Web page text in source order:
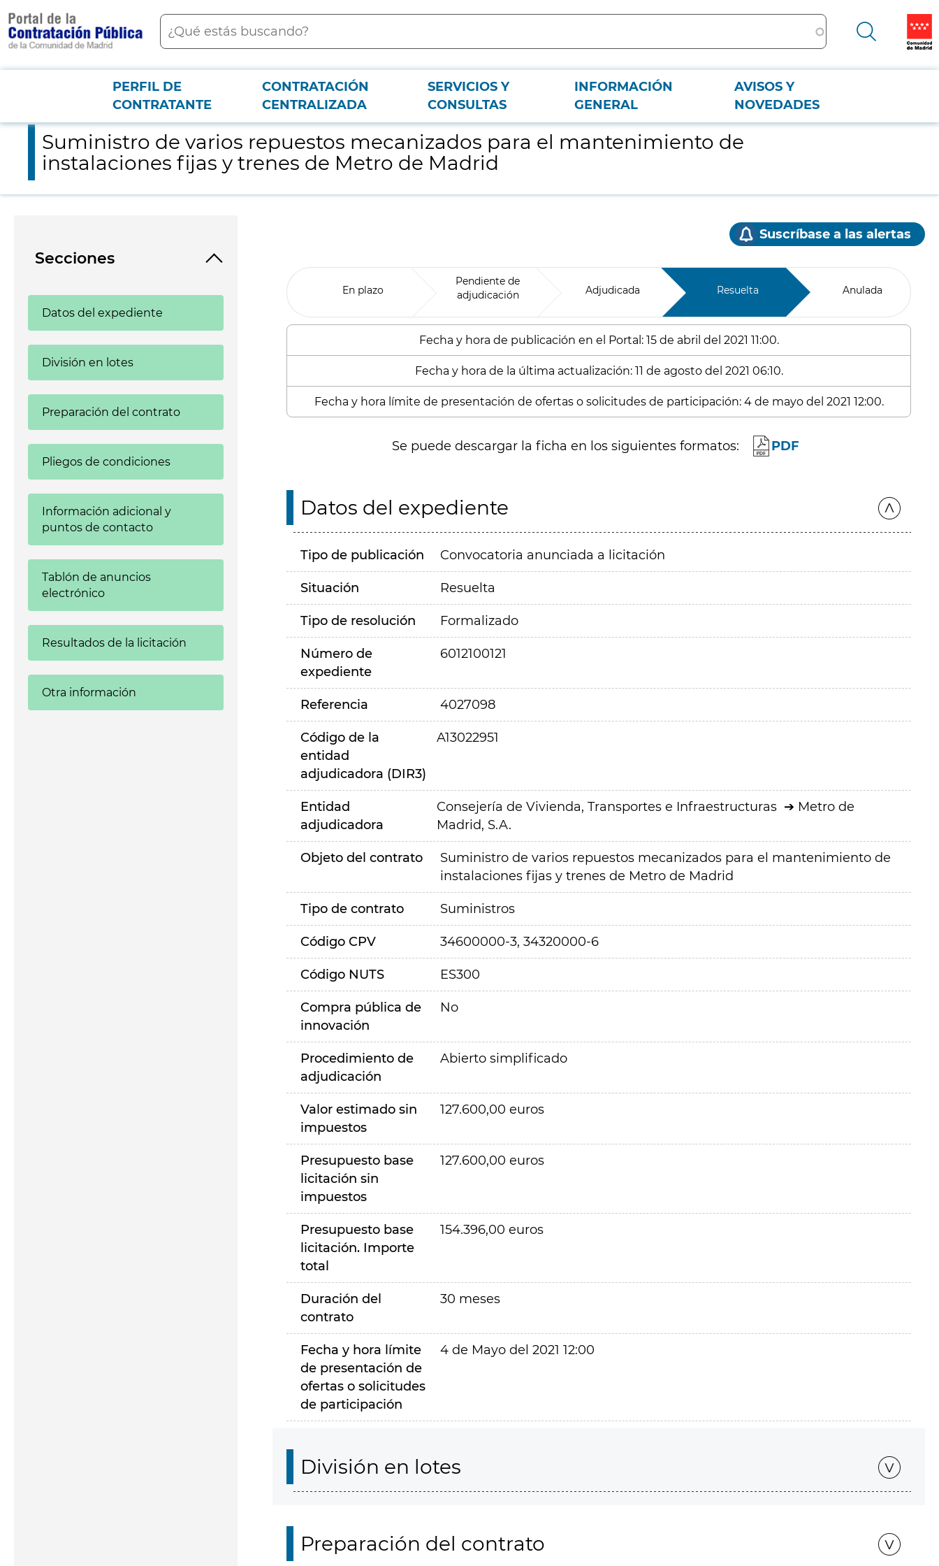
contenido
principal
Buscar
Menú PCON
PERFIL DE
CONTRATANTE
CONTRATACIÓN
CENTRALIZADA
SERVICIOS Y
CONSULTAS
INFORMACIÓN
GENERAL
AVISOS Y
NOVEDADES
Suministro de varios repuestos mecanizados para el mantenimiento de instalaciones fijas y trenes de Metro de Madrid
Suministro de varios repuestos mecanizados para el mantenimiento de
instalaciones fijas y trenes de Metro de Madrid
Secciones
Datos del expediente
División en lotes
Preparación del contrato
Pliegos de condiciones
Información adicional y
puntos de contacto
Tablón de anuncios
electrónico
Resultados de la licitación
Otra información
Suscríbase a las alertas
En plazo
Pendiente de
adjudicación
Adjudicada Resuelta Anulada
Fecha y hora de publicación en el Portal: 15 de abril del 2021 11:00.
Fecha y hora de la última actualización: 11 de agosto del 2021 06:10.
Fecha y hora límite de presentación de ofertas o solicitudes de participación: 4 de mayo del 2021 12:00.
Se puede descargar la ficha en los siguientes formatos: PDF
Datos del expediente
Tipo de publicación Convocatoria anunciada a licitación
Situación Resuelta
Tipo de resolución Formalizado
Número de
expediente
6012100121
Referencia 4027098
Código de la
entidad
adjudicadora (DIR3)
A13022951
Entidad
adjudicadora
Consejería de Vivienda, Transportes e Infraestructuras
Metro de
Madrid, S.A.
Objeto del contrato
Suministro de varios repuestos mecanizados para el mantenimiento de
instalaciones fijas y trenes de Metro de Madrid
Tipo de contrato Suministros
Código CPV 34600000-3, 34320000-6
Código NUTS ES300
Compra pública de
innovación
No
Procedimiento de
adjudicación
Abierto simplificado
Valor estimado sin
impuestos
127.600,00 euros
Presupuesto base
licitación sin
impuestos
127.600,00 euros
Presupuesto base
licitación. Importe
total
154.396,00 euros
Duración del
contrato
30 meses
Fecha y hora límite
de presentación de
ofertas o solicitudes
de participación
4 de Mayo del 2021 12:00
División en lotes
Preparación del contrato